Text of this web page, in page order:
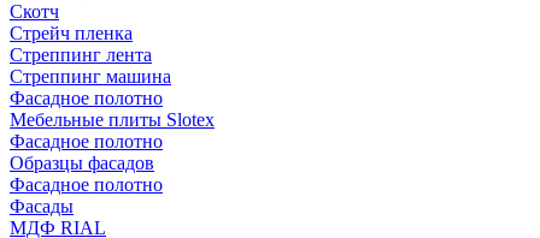
Скотч
Стрейч пленка
Стреппинг лента
Стреппинг машина
Фасадное полотно
Мебельные плиты Slotex
Фасадное полотно
Образцы фасадов
Фасадное полотно
Фасады
МДФ RIAL